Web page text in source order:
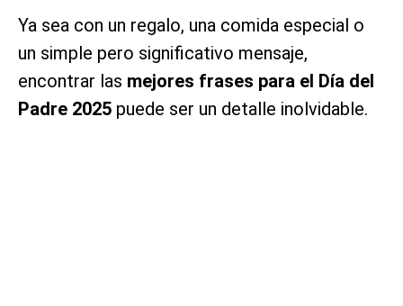
Ya sea con un regalo, una comida especial o
un simple pero significativo mensaje,
encontrar las mejores frases para el Día del
Padre 2025 puede ser un detalle inolvidable.